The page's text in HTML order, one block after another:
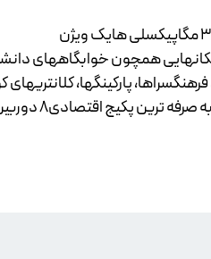
مکانهایی همچون خوابگاههای
فرهنگسراها، پارکینگها،
دوربین مداربسته3 مگاپیکسلی، شرکت آموت نماینده فروش